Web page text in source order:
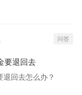
问答
要退回去
回去怎么办？